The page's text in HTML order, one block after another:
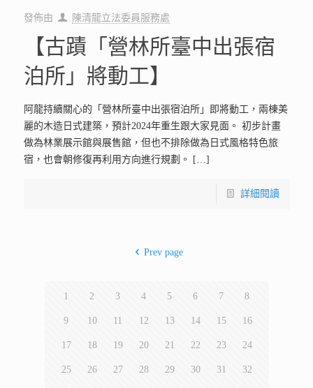
發佈由 陳清龍立法委員服務處
【古蹟「營林所臺中出張宿
泊所」將動工】
阿龍持續關心的「營林所臺中出張宿泊所」即將動工，兩棟美
麗的木造日式建築，預計2024年重生跟大家見面。 初步計畫
做為林業展示館與展售館，但也不排除做為日式風格特色旅
宿，也會朝修復再利用方向進行規劃。
[…]
詳細閱讀
Prev page
1 2 3 4 5 6 7 8
9 10 11 12 13 14 15 16
17 18 19 20 21 22 23 24
25 26 27 28 29 30 31 32